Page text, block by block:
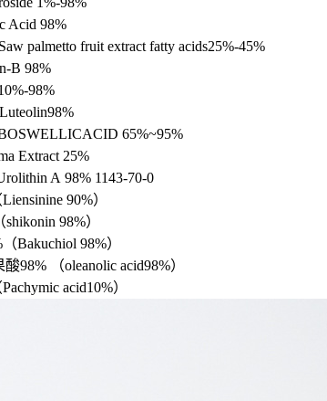
Acid 98%
palmetto fruit extract fatty acids25%-45%
B 98%
98%
65%~95%
Extract 25%
A 98% 1143-70-0
90%）
98%）
Bakuchiol 98%）
98% （oleanolic acid98%）
acid10%）